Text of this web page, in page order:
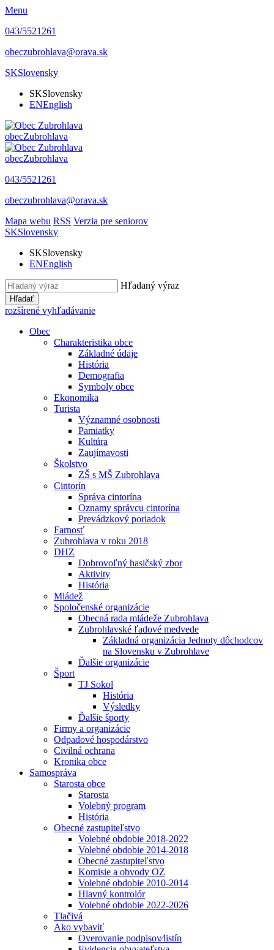
Menu
043/5521261
obeczubrohlava@orava.sk
SKSlovensky
SKSlovensky
ENEnglish
obecZubrohlava
obecZubrohlava
043/5521261
obeczubrohlava@orava.sk
Mapa webu RSS Verzia pre seniorov
SKSlovensky
SKSlovensky
ENEnglish
Hľadaný výraz
Hľadať
rozšírené vyhľadávanie
Obec
Charakteristika obce
Základné údaje
História
Demografia
Symboly obce
Ekonomika
Turista
Významné osobnosti
Pamiatky
Kultúra
Zaujímavosti
Školstvo
ZŠ s MŠ Zubrohlava
Cintorín
Správa cintorína
Oznamy správcu cintorína
Prevádzkový poriadok
Farnosť
Zubrohlava v roku 2018
DHZ
Dobrovoľný hasičský zbor
Aktivity
História
Mládež
Spoločenské organizácie
Obecná rada mládeže Zubrohlava
Zubrohlavské ľadové medvede
Základná organizácia Jednoty dôchodcov
na Slovensku v Zubrohlave
Ďalšie organizácie
Šport
TJ Sokol
História
Výsledky
Ďalšie športy
Firmy a organizácie
Odpadové hospodárstvo
Civilná ochrana
Kronika obce
Samospráva
Starosta obce
Starosta
Volebný program
História
Obecné zastupiteľstvo
Volebné obdobie 2018-2022
Volebné obdobie 2014-2018
Obecné zastupiteľstvo
Komisie a obvody OZ
Volebné obdobie 2010-2014
Hlavný kontrolór
Volebné obdobie 2022-2026
Tlačivá
Ako vybaviť
Overovanie podpisov⁄listín